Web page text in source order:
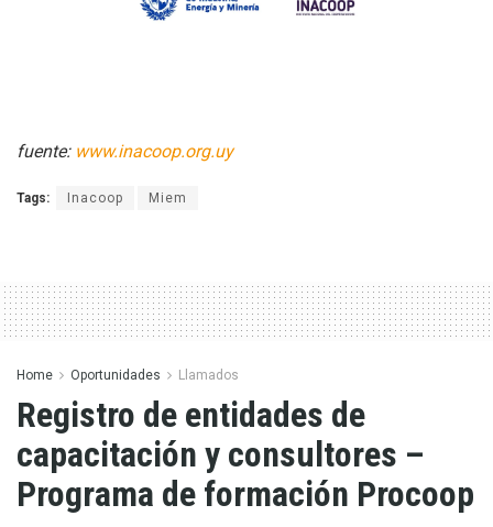
fuente: www.inacoop.org.uy
Tags: Inacoop Miem
Home Oportunidades Llamados
Registro de entidades de
capacitación y consultores –
Programa de formación Procoop